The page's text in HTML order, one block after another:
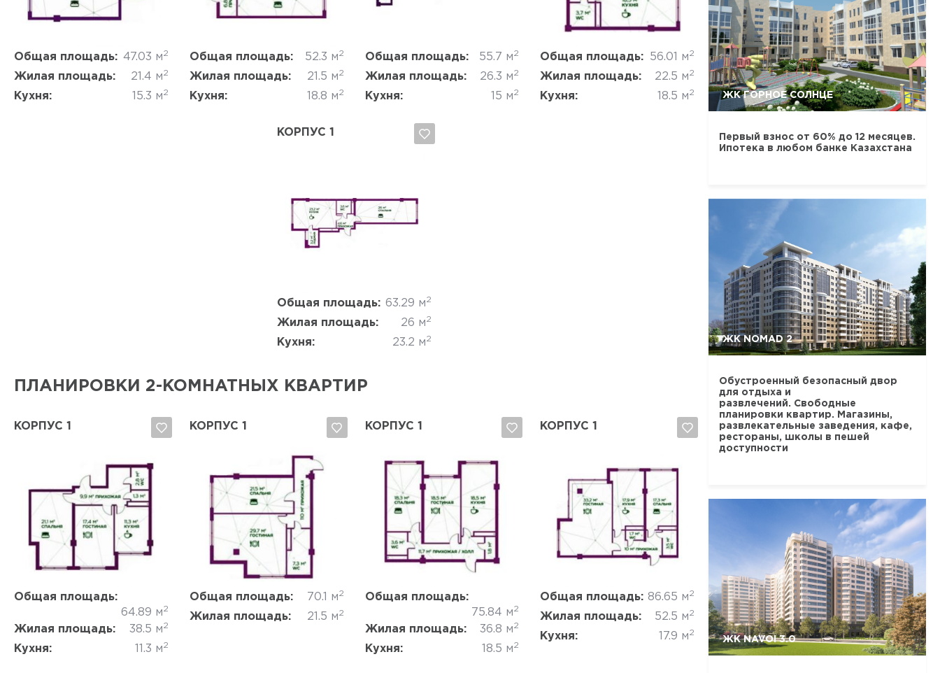
Общая площадь: 47.03 м2
Жилая площадь: 21.4 м2
Кухня: 15.3 м2
Да, удалить
Общая площадь: 52.3 м2
Жилая площадь: 21.5 м2
Кухня: 18.8 м2
Отмена
Общая площадь: 55.7 м2
Жилая площадь: 26.3 м2
Кухня: 15 м2
Общая площадь: 56.01 м2
Жилая площадь: 22.5 м2
Кухня: 18.5 м2
Да, удалить Отмена
КОРПУС 1
Общая площадь: 63.29 м2
Жилая площадь: 26 м2
Кухня: 23.2 м2
ПЛАНИРОВКИ 2-КОМНАТНЫХ КВАРТИР
КОРПУС 1
Общая площадь:
64.89 м2
Жилая площадь: 38.5 м2
Кухня: 11.3 м2
КОРПУС 1
Общая площадь: 70.1 м2
Жилая площадь: 21.5 м2
Да, удалить Отмена
КОРПУС 1
Общая площадь:
75.84 м2
Жилая площадь: 36.8 м2
Кухня: 18.5 м2
Да, удалить Отмена
КОРПУС 1
Общая площадь: 86.65 м2
Жилая площадь: 52.5 м2
Кухня: 17.9 м2
Да, удалить Отмена
ЖК ГОРНОЕ СОЛНЦЕ
Первый взнос от 60% до 12 месяцев.
Ипотека в любом банке Казахстана
ЖК NOMAD 2
Обустроенный безопасный двор
для отдыха и
развлечений. Свободные
планировки квартир. Магазины,
развлекательные заведения, кафе,
рестораны, школы в пешей
доступности
ЖК NAVOI 3.0